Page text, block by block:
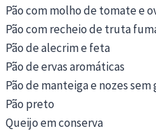
Pão com molho de tomate e
Pão com recheio de truta
Pão de alecrim e feta
Pão de ervas aromáticas
Pão de manteiga e nozes
Pão preto
Queijo em conserva